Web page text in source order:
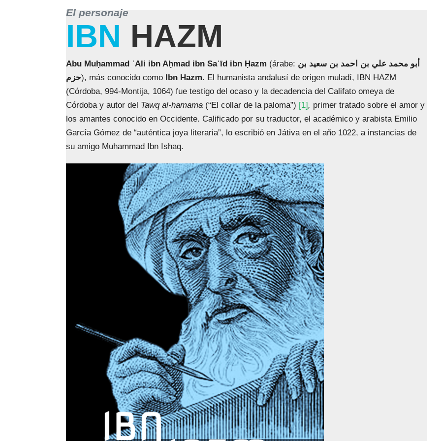
El personaje
IBN HAZM
Abu Muḥammad ʿAli ibn Aḥmad ibn Saʿīd ibn Ḥazm (árabe: أبو محمد علي بن احمد بن سعيد بن
حزم), más conocido como Ibn Hazm. El humanista andalusí de origen muladí, IBN HAZM
(Córdoba, 994-Montija, 1064) fue testigo del ocaso y la decadencia del Califato omeya de
Córdoba y autor del Tawq al-hamama (“El collar de la paloma”) [1], primer tratado sobre el amor y
los amantes conocido en Occidente. Calificado por su traductor, el académico y arabista Emilio
García Gómez de “auténtica joya literaria”, lo escribió en Játiva en el año 1022, a instancias de
su amigo Muhammad Ibn Ishaq.